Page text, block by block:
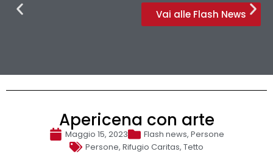
Vai alle Flash News
Apericena con arte
Maggio 15, 2023 Flash news, Persone
Persone, Rifugio Caritas, Tetto